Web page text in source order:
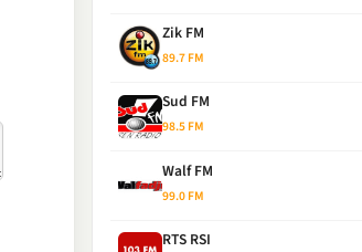
Zik FM
89.7 FM
Sud FM
98.5 FM
Walf FM
99.0 FM
RTS RSI